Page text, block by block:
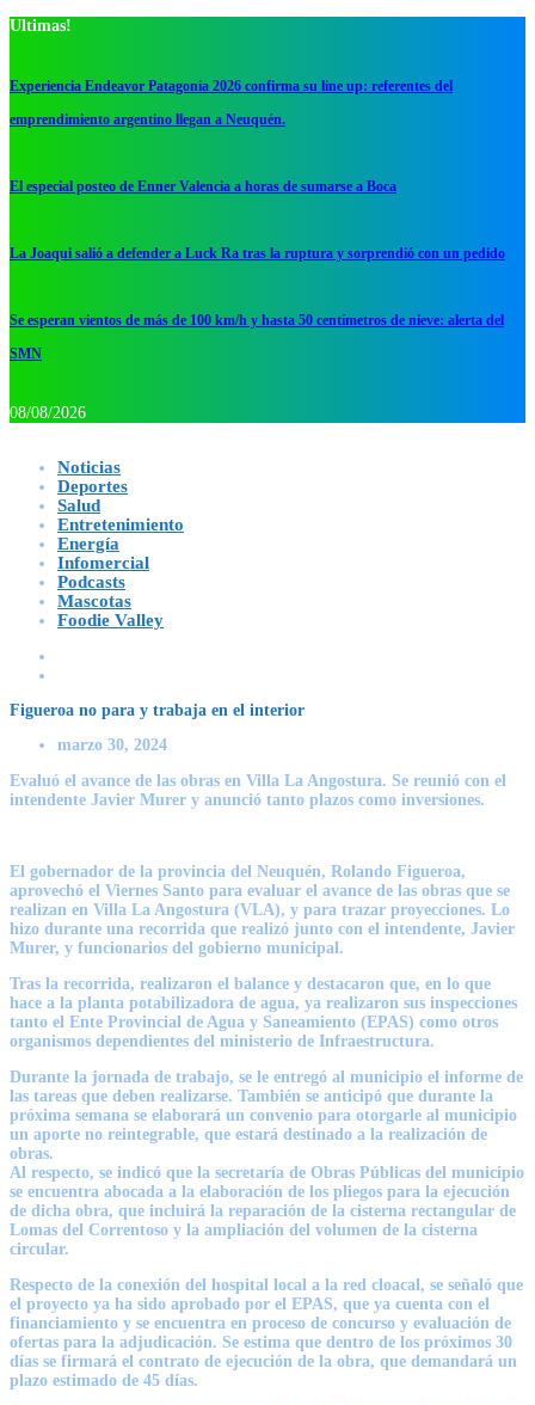
Ultimas!
Experiencia Endeavor Patagonia 2026 confirma su line up: referentes del
emprendimiento argentino llegan a Neuquén.
El especial posteo de Enner Valencia a horas de sumarse a Boca
La Joaqui salió a defender a Luck Ra tras la ruptura y sorprendió con un pedido
Se esperan vientos de más de 100 km/h y hasta 50 centímetros de nieve: alerta del
SMN
08/08/2026
Noticias
Deportes
Salud
Entretenimiento
Energía
Infomercial
Podcasts
Mascotas
Foodie Valley
Figueroa no para y trabaja en el interior
marzo 30, 2024
Evaluó el avance de las obras en Villa La Angostura. Se reunió con el
intendente Javier Murer y anunció tanto plazos como inversiones.
El gobernador de la provincia del Neuquén, Rolando Figueroa,
aprovechó el Viernes Santo para evaluar el avance de las obras que se
realizan en Villa La Angostura (VLA), y para trazar proyecciones. Lo
hizo durante una recorrida que realizó junto con el intendente, Javier
Murer, y funcionarios del gobierno municipal.
Tras la recorrida, realizaron el balance y destacaron que, en lo que
hace a la planta potabilizadora de agua, ya realizaron sus inspecciones
tanto el Ente Provincial de Agua y Saneamiento (EPAS) como otros
organismos dependientes del ministerio de Infraestructura.
Durante la jornada de trabajo, se le entregó al municipio el informe de
las tareas que deben realizarse. También se anticipó que durante la
próxima semana se elaborará un convenio para otorgarle al municipio
un aporte no reintegrable, que estará destinado a la realización de
obras.
Al respecto, se indicó que la secretaría de Obras Públicas del municipio
se encuentra abocada a la elaboración de los pliegos para la ejecución
de dicha obra, que incluirá la reparación de la cisterna rectangular de
Lomas del Correntoso y la ampliación del volumen de la cisterna
circular.
Respecto de la conexión del hospital local a la red cloacal, se señaló que
el proyecto ya ha sido aprobado por el EPAS, que ya cuenta con el
financiamiento y se encuentra en proceso de concurso y evaluación de
ofertas para la adjudicación. Se estima que dentro de los próximos 30
días se firmará el contrato de ejecución de la obra, que demandará un
plazo estimado de 45 días.